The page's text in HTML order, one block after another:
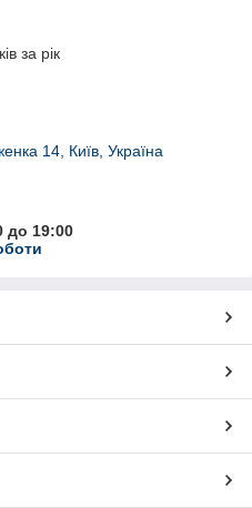
за рік
14, Київ, Україна
до 19:00